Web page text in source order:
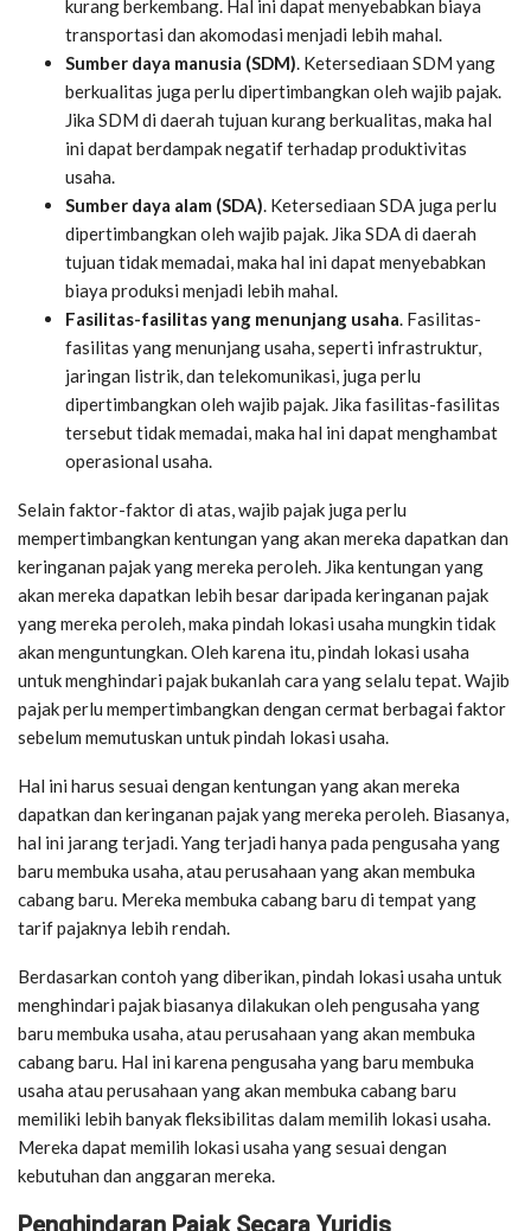
kurang berkembang. Hal ini dapat menyebabkan biaya
transportasi dan akomodasi menjadi lebih mahal.
Sumber daya manusia (SDM). Ketersediaan SDM yang
berkualitas juga perlu dipertimbangkan oleh wajib pajak.
Jika SDM di daerah tujuan kurang berkualitas, maka hal
ini dapat berdampak negatif terhadap produktivitas
usaha.
Sumber daya alam (SDA). Ketersediaan SDA juga perlu
dipertimbangkan oleh wajib pajak. Jika SDA di daerah
tujuan tidak memadai, maka hal ini dapat menyebabkan
biaya produksi menjadi lebih mahal.
Fasilitas-fasilitas yang menunjang usaha. Fasilitas-
fasilitas yang menunjang usaha, seperti infrastruktur,
jaringan listrik, dan telekomunikasi, juga perlu
dipertimbangkan oleh wajib pajak. Jika fasilitas-fasilitas
tersebut tidak memadai, maka hal ini dapat menghambat
operasional usaha.
Selain faktor-faktor di atas, wajib pajak juga perlu
mempertimbangkan kentungan yang akan mereka dapatkan dan
keringanan pajak yang mereka peroleh. Jika kentungan yang
akan mereka dapatkan lebih besar daripada keringanan pajak
yang mereka peroleh, maka pindah lokasi usaha mungkin tidak
akan menguntungkan. Oleh karena itu, pindah lokasi usaha
untuk menghindari pajak bukanlah cara yang selalu tepat. Wajib
pajak perlu mempertimbangkan dengan cermat berbagai faktor
sebelum memutuskan untuk pindah lokasi usaha.
Hal ini harus sesuai dengan kentungan yang akan mereka
dapatkan dan keringanan pajak yang mereka peroleh. Biasanya,
hal ini jarang terjadi. Yang terjadi hanya pada pengusaha yang
baru membuka usaha, atau perusahaan yang akan membuka
cabang baru. Mereka membuka cabang baru di tempat yang
tarif pajaknya lebih rendah.
Berdasarkan contoh yang diberikan, pindah lokasi usaha untuk
menghindari pajak biasanya dilakukan oleh pengusaha yang
baru membuka usaha, atau perusahaan yang akan membuka
cabang baru. Hal ini karena pengusaha yang baru membuka
usaha atau perusahaan yang akan membuka cabang baru
memiliki lebih banyak fleksibilitas dalam memilih lokasi usaha.
Mereka dapat memilih lokasi usaha yang sesuai dengan
kebutuhan dan anggaran mereka.
Penghindaran Pajak Secara Yuridis